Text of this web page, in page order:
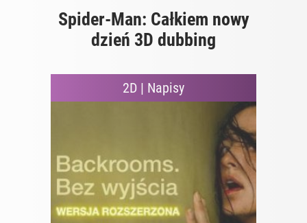
Spider-Man: Całkiem nowy
dzień 3D dubbing
2D | Napisy